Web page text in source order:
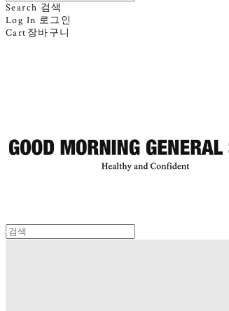
Search 검색
Log In 로그인
Cart 장바구니